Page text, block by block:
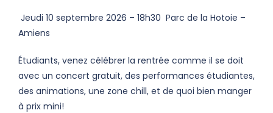
Jeudi 10 septembre 2026 – 18h30 Parc de la Hotoie –
Amiens
Étudiants, venez célébrer la rentrée comme il se doit
avec un concert gratuit, des performances étudiantes,
des animations, une zone chill, et de quoi bien manger
à prix mini!